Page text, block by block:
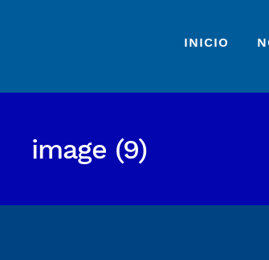
INICIO
image (9)